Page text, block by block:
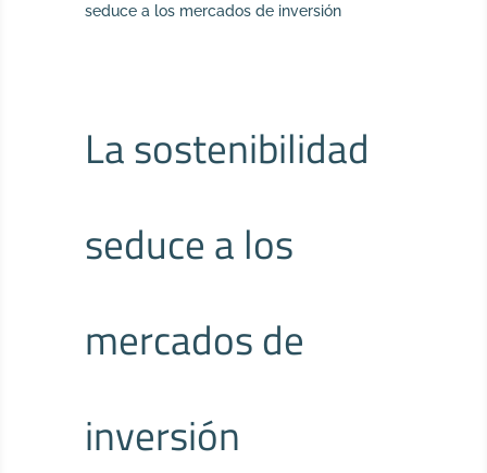
seduce a los mercados de inversión
La sostenibilidad
seduce a los
mercados de
inversión